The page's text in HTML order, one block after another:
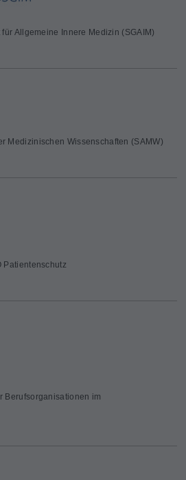
Allgemeine Innere Medizin (SGAIM)
Medizinischen Wissenschaften (SAMW)
Patientenschutz
Berufsorganisationen im